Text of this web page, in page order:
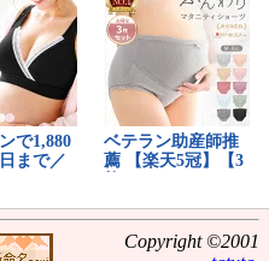
Copyright ©2001